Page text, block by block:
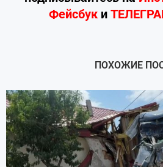
Фейсбук и
ПОХОЖИЕ